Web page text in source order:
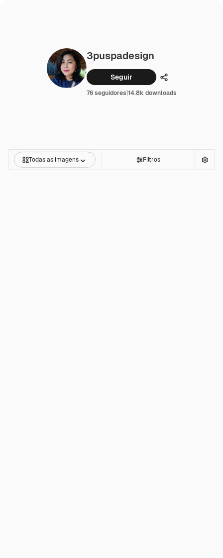
3puspadesign
Seguir Compartilhar
76 seguidores|14.8k downloads
Todas as imagens Filtros